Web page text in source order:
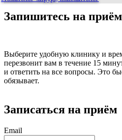
Запишитесь на
Выберите удобную клинику и
перезвонит вам в течение 15
и ответить на все вопросы. Это
обязывает.
Записаться на приём
Email